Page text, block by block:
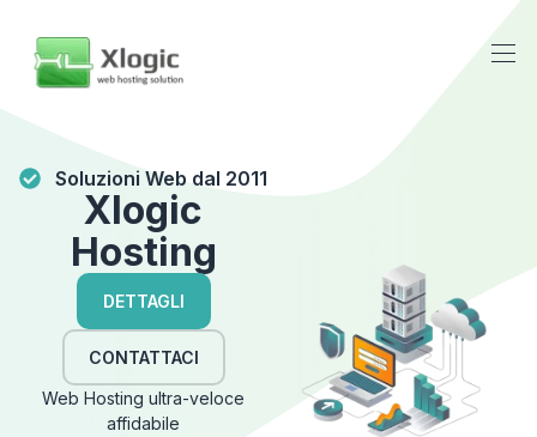
Soluzioni Web dal 2011
Xlogic
Hosting
DETTAGLI
CONTATTACI
Web Hosting ultra-veloce
affidabile